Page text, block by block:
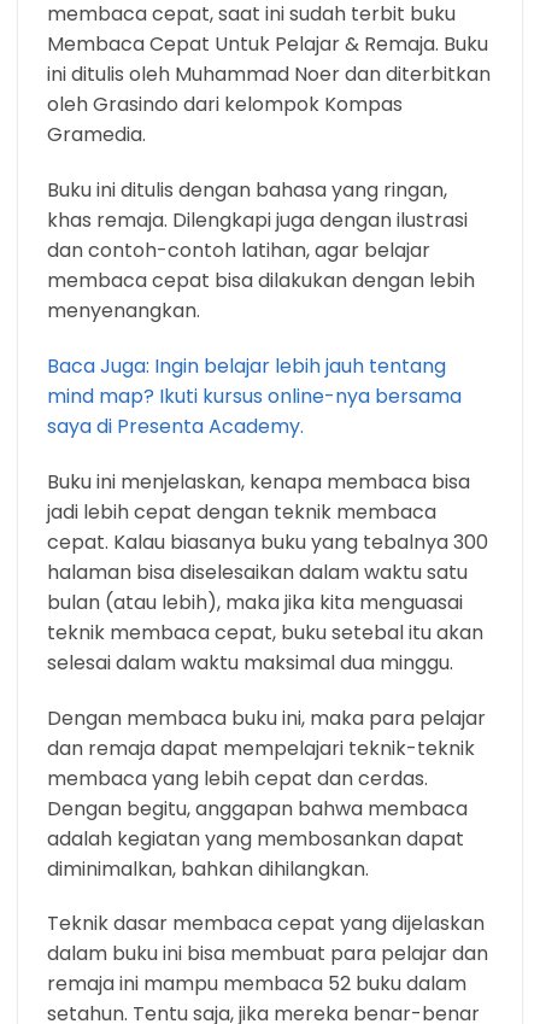
membaca cepat, saat ini sudah terbit buku
Membaca Cepat Untuk Pelajar & Remaja. Buku
ini ditulis oleh Muhammad Noer dan diterbitkan
oleh Grasindo dari kelompok Kompas
Gramedia.
Buku ini ditulis dengan bahasa yang ringan,
khas remaja. Dilengkapi juga dengan ilustrasi
dan contoh-contoh latihan, agar belajar
membaca cepat bisa dilakukan dengan lebih
menyenangkan.
Baca Juga: Ingin belajar lebih jauh tentang
mind map? Ikuti kursus online-nya bersama
saya di Presenta Academy.
Buku ini menjelaskan, kenapa membaca bisa
jadi lebih cepat dengan teknik membaca
cepat. Kalau biasanya buku yang tebalnya 300
halaman bisa diselesaikan dalam waktu satu
bulan (atau lebih), maka jika kita menguasai
teknik membaca cepat, buku setebal itu akan
selesai dalam waktu maksimal dua minggu.
Dengan membaca buku ini, maka para pelajar
dan remaja dapat mempelajari teknik-teknik
membaca yang lebih cepat dan cerdas.
Dengan begitu, anggapan bahwa membaca
adalah kegiatan yang membosankan dapat
diminimalkan, bahkan dihilangkan.
Teknik dasar membaca cepat yang dijelaskan
dalam buku ini bisa membuat para pelajar dan
remaja ini mampu membaca 52 buku dalam
setahun. Tentu saja, jika mereka benar-benar